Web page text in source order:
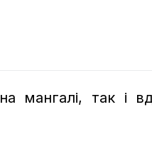
мангалі, так і